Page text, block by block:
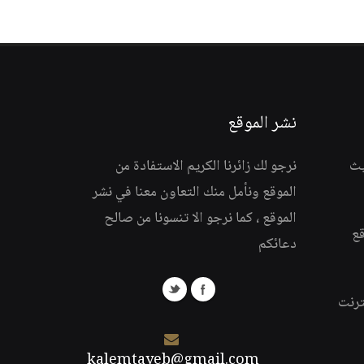
نشر الموقع
نرجو لك زائرنا الكريم الاستفادة من
الموقع ونأمل منك التعاون معنا في نشر
الموقع ، كما نرجو الا تنسونا من صالح
دعائكم